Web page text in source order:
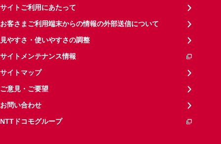
サイトご利用にあたって
お客さまご利用端末からの情報の外部送信について
見やすさ・使いやすさの調整
サイトメンテナンス情報
サイトマップ
ご意見・ご要望
お問い合わせ
NTTドコモグループ